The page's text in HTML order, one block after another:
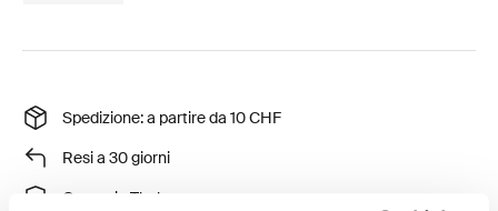
Spedizione: a partire da 10 CHF
Resi a 30 giorni
Garanzia Thule